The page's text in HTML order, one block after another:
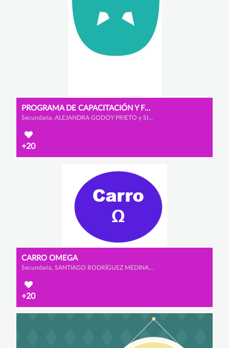
PROGRAMA DE CAPACITACIÓN Y FORMACIÓN
Secundaria, ALEJANDRA GODOY PRIETO y SILVIA RELAÑO RECIO
+20
CARRO OMEGA
Secundaria, SANTIAGO RODRÍGUEZ MEDINA, VICTOR VALENCIA MANZANO y ALEJANDRO GARCÍA BERMEJO
+20